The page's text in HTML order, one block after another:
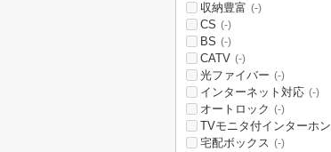
収納豊富 (-)
CS (-)
BS (-)
CATV (-)
光ファイバー (-)
インターネット対応 (-)
オートロック (-)
TVモニタ付インターホン
宅配ボックス (-)